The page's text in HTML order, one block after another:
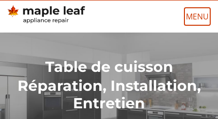
Skip
Table de cuisson
Réparation, Installation,
Entretien